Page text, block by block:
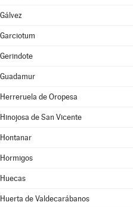
Gálvez
Garciotum
Gerindote
Guadamur
Herreruela de Oropesa
Hinojosa de San Vicente
Hontanar
Hormigos
Huecas
Huerta de Valdecarábanos